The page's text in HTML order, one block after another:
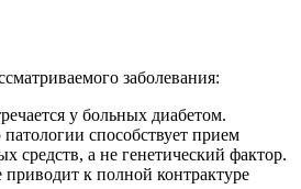
заболевания:
у больных диабетом.
способствует прием
средств, а не генетический фактор.
приводит к полной контрактуре